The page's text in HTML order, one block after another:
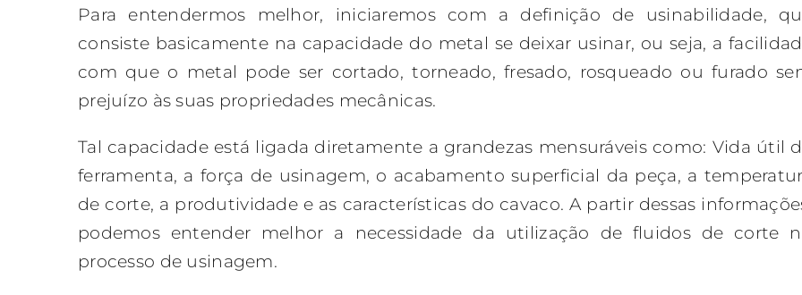
Para entendermos melhor, iniciaremos com a definição de usinabilidade,
consiste basicamente na capacidade do metal se deixar usinar, ou seja, a
com que o metal pode ser cortado, torneado, fresado, rosqueado ou furado
prejuízo às suas propriedades mecânicas.
Tal capacidade está ligada diretamente a grandezas mensuráveis como: Vida útil
ferramenta, a força de usinagem, o acabamento superficial da peça, a
de corte, a produtividade e as características do cavaco. A partir dessas
podemos entender melhor a necessidade da utilização de fluidos de corte
processo de usinagem.